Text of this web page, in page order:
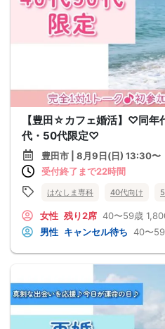
【豊田☆カフェ婚活】♡同
代・50代限定♡
豊田市 | 8月9日(日) 13:30〜
受付終了まで22時間
はなしま専科 40代向け
女性 残り2席 40〜59歳
男性 キャンセル待ち 40〜